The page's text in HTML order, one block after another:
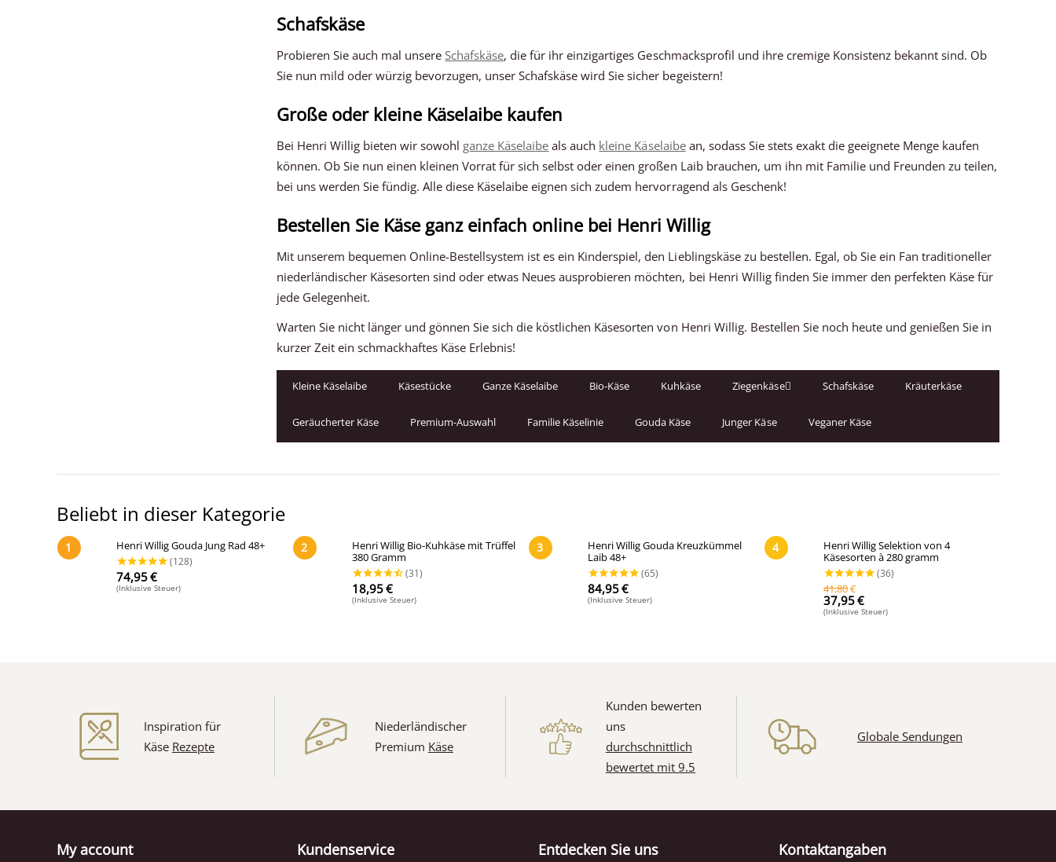
Schafskäse
Probieren Sie auch mal unsereSchafskäse, die für ihr einzigartiges Geschmacksprofil und ihre cremige Konsistenz bekannt sind. Ob
Sie nun mild oder würzig bevorzugen, unser Schafskäse wird Sie sicher begeistern!
Große oder kleine Käselaibe kaufen
Bei Henri Willig bieten wir sowohl ganze Käselaibe als auch kleine Käselaibean, sodass Sie stets exakt die geeignete Menge kaufen
können. Ob Sie nun einen kleinen Vorrat für sich selbst oder einen großen Laib brauchen, um ihn mit Familie und Freunden zu teilen,
bei uns werden Sie fündig. Alle diese Käselaibe eignen sich zudem hervorragend als Geschenk!
Bestellen Sie Käse ganz einfach online bei Henri Willig
Mit unserem bequemen Online-Bestellsystem ist es ein Kinderspiel, den Lieblingskäse zu bestellen. Egal, ob Sie ein Fan traditioneller
niederländischer Käsesorten sind oder etwas Neues ausprobieren möchten, bei Henri Willig finden Sie immer den perfekten Käse für
jede Gelegenheit.
Warten Sie nicht länger und gönnen Sie sich die köstlichen Käsesorten von Henri Willig. Bestellen Sie noch heute und genießen Sie in
kurzer Zeit ein schmackhaftes Käse Erlebnis!
Kleine Käselaibe Käsestücke Ganze Käselaibe Bio-Käse Kuhkäse Ziegenkäse Schafskäse Kräuterkäse
Geräucherter Käse Premium-Auswahl Familie Käselinie Gouda Käse Junger Käse Veganer Käse
Beliebt in dieser Kategorie
1 Henri Willig Gouda Jung Rad 48+
74,95€
(Inklusive Steuer)
2
Henri Willig Bio-Kuhkäse mit Trüffel
380 Gramm
18,95€
(Inklusive Steuer)
3
Henri Willig Gouda Kreuzkümmel
Laib 48+
84,95€
(Inklusive Steuer)
4
Henri Willig Selektion von 4
Käsesorten à 280 gramm
41,80€
37,95€
(Inklusive Steuer)
Inspiration für
Käse Rezepte
Niederländischer
Premium Käse
Kunden bewerten
uns
durchschnittlich
bewertet mit 9.5
Globale Sendungen
My account Kundenservice Entdecken Sie uns Kontaktangaben